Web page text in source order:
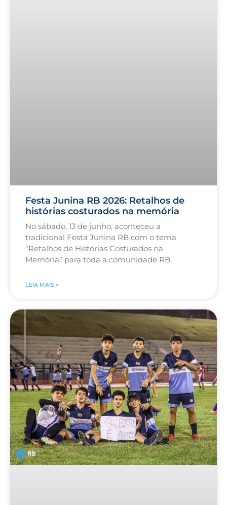
Festa Junina RB 2026: Retalhos de
histórias costurados na memória
No sábado, 13 de junho, aconteceu a
tradicional Festa Junina RB com o tema
“Retalhos de Histórias Costurados na
Memória” para toda a comunidade RB.
LEIA MAIS »